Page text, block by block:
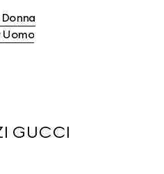
Donna
Uomo
GUCCI